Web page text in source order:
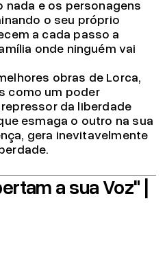
nada e os personagens
o seu próprio
a cada passo a
onde ninguém vai
obras de Lorca,
como um poder
da liberdade
esmaga o outro na sua
gera inevitavelmente
a sua Voz" |